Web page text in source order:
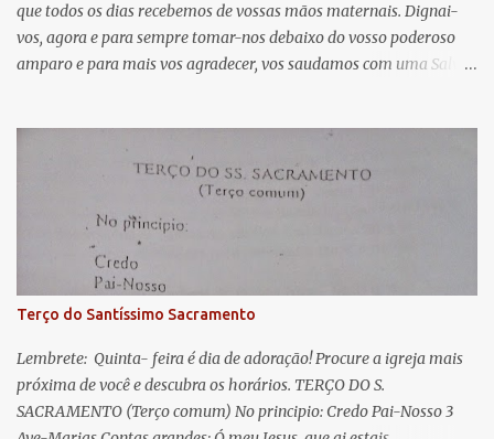
r
i
o
que todos os dias recebemos de vossas mãos maternais. Dignai-
vos, agora e para sempre tomar-nos debaixo do vosso poderoso
amparo e para mais vos agradecer, vos saudamos com uma Salve
lágrimas. Eia, pois, Advogada nossa, estes vossos olhos
misericordiosos a nós volvei, e depois deste desterro, mostrai-nos
Jesus. Bendito é o fruto do vosso ventre, ó clemente, ó piedosa, ó
doce e sempre Virgem Maria. Rogai por nós Santa Mãe de Deus.
Para que sejamos dignos das promessas de Cristo. Amém.
Terço do Santíssimo Sacramento
Lembrete: Quinta- feira é dia de adoração! Procure a igreja mais
próxima de você e descubra os horários. TERÇO DO S.
SACRAMENTO (Terço comum) No principio: Credo Pai-Nosso 3